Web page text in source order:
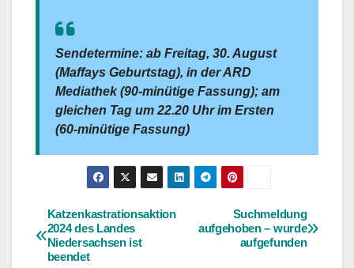
Sendetermine: ab Freitag, 30. August
(Maffays Geburtstag), in der ARD
Mediathek (90-minütige Fassung); am
gleichen Tag um 22.20 Uhr im Ersten
(60-minütige Fassung)
BeitragsnavigationSuchmeldung
aufgehoben – wurde
aufgefunden
Katzenkastrationsaktion
2024 des Landes
Niedersachsen ist
beendet